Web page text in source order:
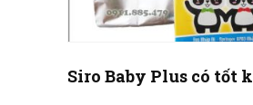
Siro Baby Plus có tốt